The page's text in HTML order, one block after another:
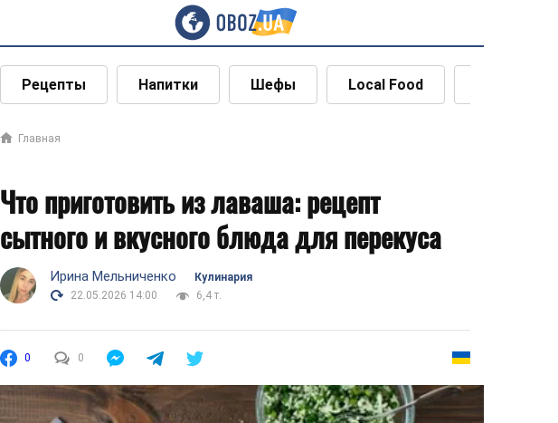
Рецепты Напитки Шефы Local Food
Главная
Что приготовить из лаваша: рецепт
сытного и вкусного блюда для перекуса
Ирина Мельниченко
Кулинария
22.05.2026 14:00
6,4 т.
0 0